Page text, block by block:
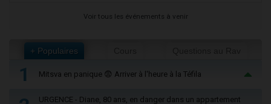
Voir tous les événements à venir
+ Populaires
1 Mitsva en panique 😨 Arriver à l'heure à la Téfila
URGENCE - Diane, 80 ans, en danger dans un appartement